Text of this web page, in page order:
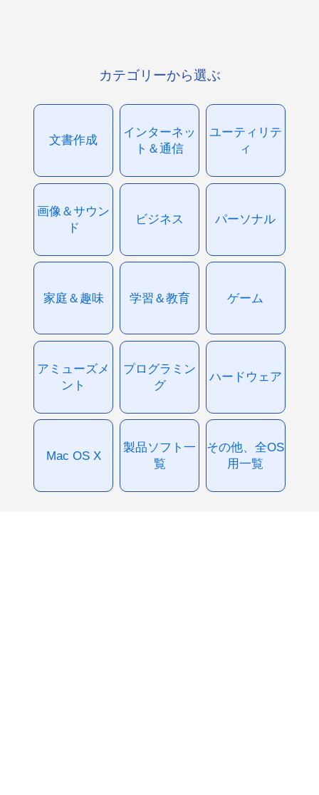
カテゴリーから選ぶ
文書作成
インターネッ
ト＆通信
ユーティリテ
ィ
画像＆サウン
ド
ビジネス パーソナル
家庭＆趣味 学習＆教育 ゲーム
アミューズメ
ント
プログラミン
グ
ハードウェア
Mac OS X
製品ソフト一
覧
その他、全OS
用一覧